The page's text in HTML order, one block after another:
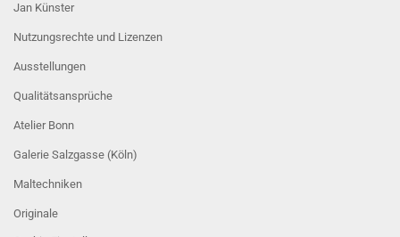
Jan Künster
Nutzungsrechte und Lizenzen
Ausstellungen
Qualitätsansprüche
Atelier Bonn
Galerie Salzgasse (Köln)
Maltechniken
Originale